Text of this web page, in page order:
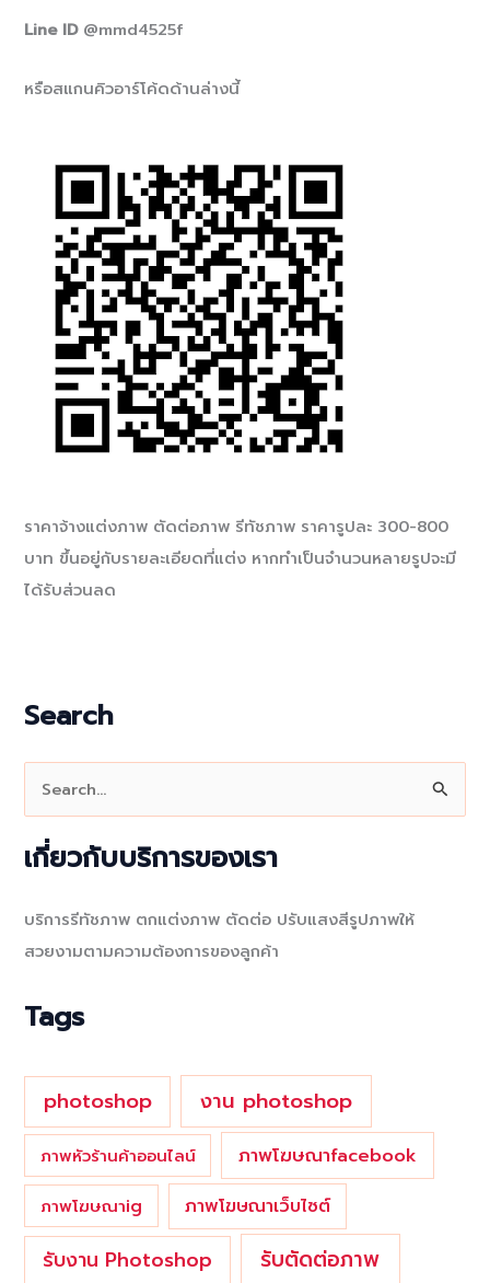
Line ID @mmd4525f
หรือสแกนคิวอาร์โค้ดด้านล่างนี้
ราคาจ้างแต่งภาพ ตัดต่อภาพ รีทัชภาพ ราคารูปละ 300-800
บาท ขึ้นอยู่กับรายละเอียดที่แต่ง หากทำเป็นจำนวนหลายรูปจะมี
ได้รับส่วนลด
Search
r
เกี่ยวกับบริการของเรา
บริการรีทัชภาพ ตกแต่งภาพ ตัดต่อ ปรับแสงสีรูปภาพให้
สวยงามตามความต้องการของลูกค้า
Tags
photoshop งาน photoshop
ภาพหัวร้านค้าออนไลน์ ภาพโฆษณาfacebook
ภาพโฆษณาig ภาพโฆษณาเว็บไซต์
รับงาน Photoshop
รับตัดต่อภาพ